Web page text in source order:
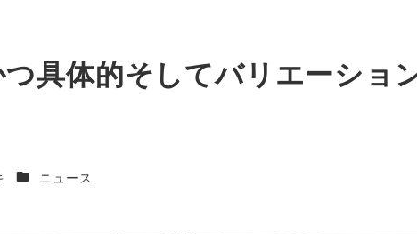
具体的そしてバリエーショ
カテゴリー
ニュース